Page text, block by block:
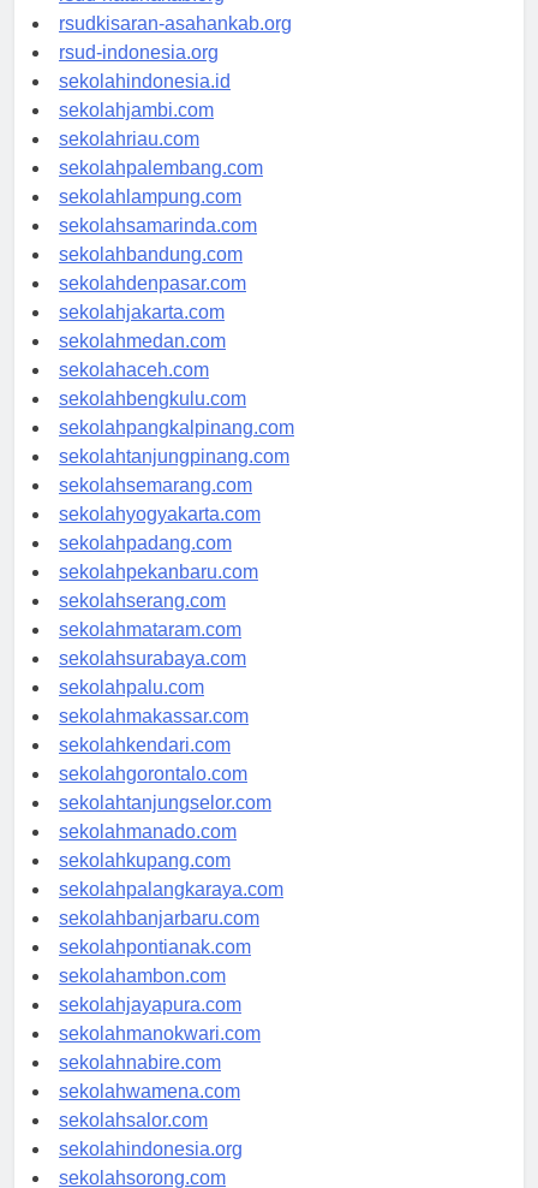
rsud-natunakab.org
rsudkisaran-asahankab.org
rsud-indonesia.org
sekolahindonesia.id
sekolahjambi.com
sekolahriau.com
sekolahpalembang.com
sekolahlampung.com
sekolahsamarinda.com
sekolahbandung.com
sekolahdenpasar.com
sekolahjakarta.com
sekolahmedan.com
sekolahaceh.com
sekolahbengkulu.com
sekolahpangkalpinang.com
sekolahtanjungpinang.com
sekolahsemarang.com
sekolahyogyakarta.com
sekolahpadang.com
sekolahpekanbaru.com
sekolahserang.com
sekolahmataram.com
sekolahsurabaya.com
sekolahpalu.com
sekolahmakassar.com
sekolahkendari.com
sekolahgorontalo.com
sekolahtanjungselor.com
sekolahmanado.com
sekolahkupang.com
sekolahpalangkaraya.com
sekolahbanjarbaru.com
sekolahpontianak.com
sekolahambon.com
sekolahjayapura.com
sekolahmanokwari.com
sekolahnabire.com
sekolahwamena.com
sekolahsalor.com
sekolahindonesia.org